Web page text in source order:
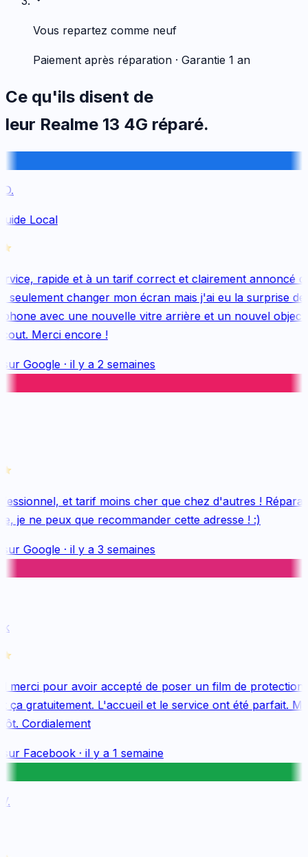
Vous repartez comme neuf
Paiement après réparation · Garantie 1 an
Ce qu'ils disent de
leur Realme 13 4G réparé.
Local
rapide et à un tarif correct et clairement annoncé
seulement changer mon écran mais j'ai eu la surprise de
avec une nouvelle vitre arrière et un nouvel
Merci encore !
Google· il y a 2 semaines
et tarif moins cher que chez d'autres !
je ne peux que recommander cette adresse ! :)
Google· il y a 3 semaines
pour avoir accepté de poser un film de protection
ça gratuitement. L'accueil et le service ont été parfait.
Cordialement
Facebook· il y a 1 semaine